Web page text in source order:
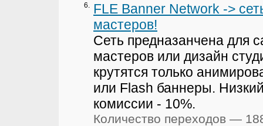
6.
FLE Banner Network ->
мастеров!
Сеть предназанчена для
мастеров или дизайн
крутятся только
или Flash баннеры.
комиссии - 10%.
Количество переходов —